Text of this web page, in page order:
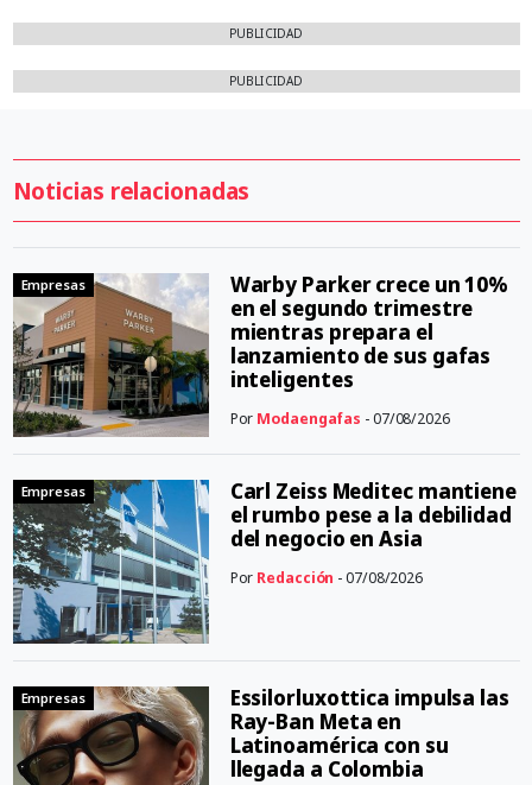
PUBLICIDAD
PUBLICIDAD
Noticias relacionadas
Empresas
Warby Parker crece un 10%
en el segundo trimestre
mientras prepara el
lanzamiento de sus gafas
inteligentes
Por Modaengafas - 07/08/2026
Empresas
Carl Zeiss Meditec mantiene
el rumbo pese a la debilidad
del negocio en Asia
Por Redacción - 07/08/2026
Empresas
Essilorluxottica impulsa las
Ray-Ban Meta en
Latinoamérica con su
llegada a Colombia